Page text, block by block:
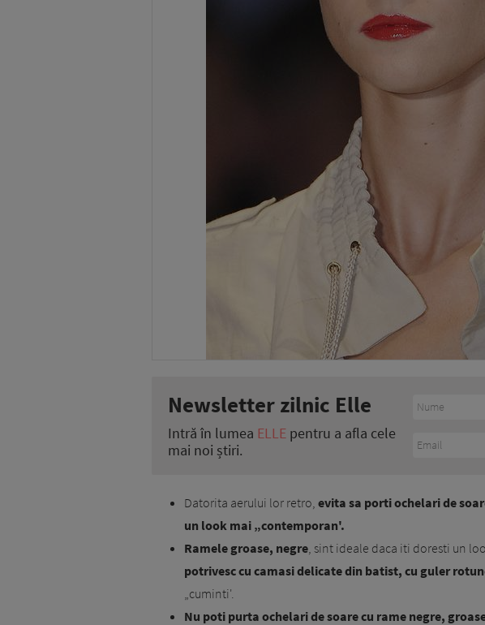
Newsletter zilnic Elle
Intră în lumea ELLE pentru a afla cele
mai noi știri.
Datorita aerului lor retro, evita sa porti ochelari de
un look mai „contemporan'.
Ramele groase, negre, sint ideale daca iti doresti un
potrivesc cu camasi delicate din batist, cu guler
„cuminti'.
Nu poti purta ochelari de soare cu rame negre,